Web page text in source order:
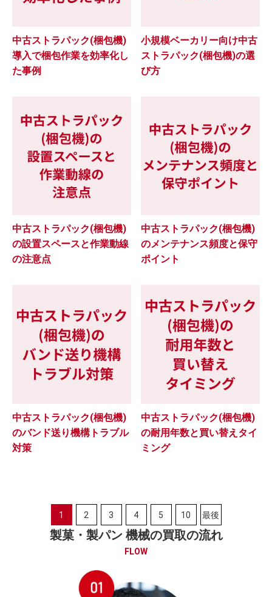
中古ストラパック(梱包機)
導入で梱包作業を効率化し
た事例
小規模ベーカリー向け中古
ストラパック(梱包機)の選
び方
中古ストラパック(梱包機)
の設置スペースと作業動線
の注意点
中古ストラパック(梱包機)
のメンテナンス頻度と保守
ポイント
中古ストラパック(梱包機)
のバンド送り機構トラブル
対策
中古ストラパック(梱包機)
の耐用年数と買い替えタイ
ミング
1 2 3 4 5 10 最後
製菓・製パン 機械の買取の流れ
FLOW